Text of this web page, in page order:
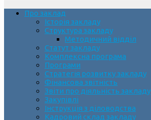
Про заклад
Історія закладу
Структура закладу
Методичний відділ
Статут закладу
Комплексна програма
Програми
Стратегія розвитку закладу
Фінансова звітність
Звіти про діяльність закладу
Закупівлі
Інструкція з діловодства
Кадровий склад закладу